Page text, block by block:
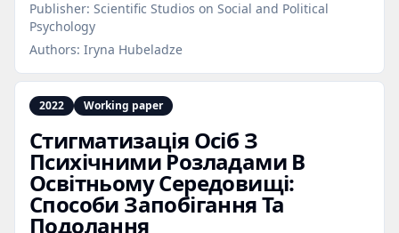
Publisher: Scientific Studios on Social and Political
Psychology
Authors: Iryna Hubeladze
2022 Working paper
Стигматизація Осіб З
Психічними Розладами В
Освітньому Середовищі:
Способи Запобігання Та
Подолання